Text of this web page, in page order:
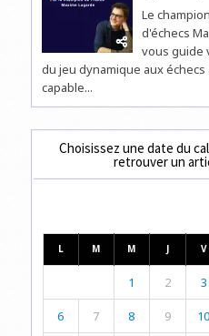
Le
d'échecs
vous guide
du jeu dynamique aux échecs
capable...
Choisissez une date du
retrouver un
L M M J V
1 2 3
6 7 8 9 10